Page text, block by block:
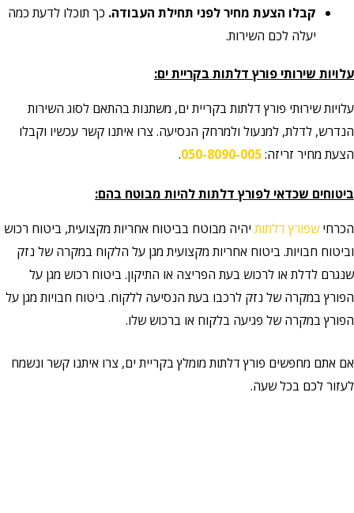
קבלו הצעת מחיר לפני תחילת העבודה. כך תוכלו לדעת כמה
יעלה לכם השירות.
עלויות שירותי פורץ דלתות בקריית ים:
עלויות שירותי פורץ דלתות בקריית ים, משתנות בהתאם לסוג השירות
הנדרש, לדלת, למנעול ולמרחק הנסיעה. צרו איתנו קשר עכשיו וקבלו
הצעת מחיר זריזה:050-8090-005
.
ביטוחים שכדאי לפורץ דלתות להיות מבוטח בהם:
הכרחישפורץ דלתות יהיה מבוטח בביטוח אחריות מקצועית, ביטוח רכוש
וביטוח חבויות. ביטוח אחריות מקצועית מגן על הלקוח במקרה של נזק
שנגרם לדלת או לרכוש בעת הפריצה או התיקון. ביטוח רכוש מגן על
הפורץ במקרה של נזק לרכבו בעת הנסיעה ללקוח. ביטוח חבויות מגן על
הפורץ במקרה של פגיעה בלקוח או ברכוש שלו.
אם אתם מחפשים פורץ דלתות מומלץ בקריית ים, צרו איתנו קשר ונשמח
לעזור לכם בכל שעה.